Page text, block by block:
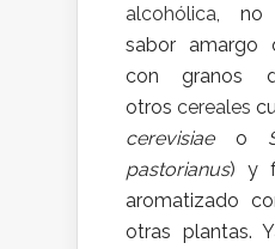
alcohólica , no
sabor amargo
con granos
otros cereales
cerevisiaeo
pastorianus) y
aromatizado
otras plantas.